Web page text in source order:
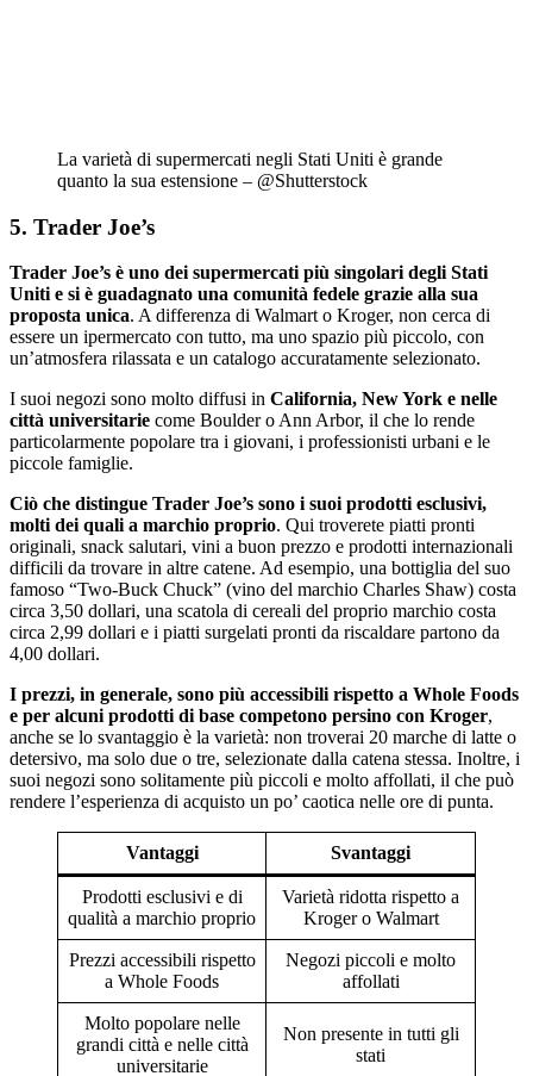
La varietà di supermercati negli Stati Uniti è grande
quanto la sua estensione – @Shutterstock
5. Trader Joe’s
Trader Joe’s è uno dei supermercati più singolari degli Stati
Uniti e si è guadagnato una comunità fedele grazie alla sua
proposta unica. A differenza di Walmart o Kroger, non cerca di
essere un ipermercato con tutto, ma uno spazio più piccolo, con
un’atmosfera rilassata e un catalogo accuratamente selezionato.
I suoi negozi sono molto diffusi in California, New York e nelle
città universitarie come Boulder o Ann Arbor, il che lo rende
particolarmente popolare tra i giovani, i professionisti urbani e le
piccole famiglie.
Ciò che distingue Trader Joe’s sono i suoi prodotti esclusivi,
molti dei quali a marchio proprio. Qui troverete piatti pronti
originali, snack salutari, vini a buon prezzo e prodotti internazionali
difficili da trovare in altre catene. Ad esempio, una bottiglia del suo
famoso “Two-Buck Chuck” (vino del marchio Charles Shaw) costa
circa 3,50 dollari, una scatola di cereali del proprio marchio costa
circa 2,99 dollari e i piatti surgelati pronti da riscaldare partono da
4,00 dollari.
I prezzi, in generale, sono più accessibili rispetto a Whole Foods
e per alcuni prodotti di base competono persino con Kroger,
anche se lo svantaggio è la varietà: non troverai 20 marche di latte o
detersivo, ma solo due o tre, selezionate dalla catena stessa. Inoltre, i
suoi negozi sono solitamente più piccoli e molto affollati, il che può
rendere l’esperienza di acquisto un po’ caotica nelle ore di punta.
Vantaggi Svantaggi
Prodotti esclusivi e di
qualità a marchio proprio
Varietà ridotta rispetto a
Kroger o Walmart
Prezzi accessibili rispetto
a Whole Foods
Negozi piccoli e molto
affollati
Molto popolare nelle
grandi città e nelle città
universitarie
Non presente in tutti gli
stati